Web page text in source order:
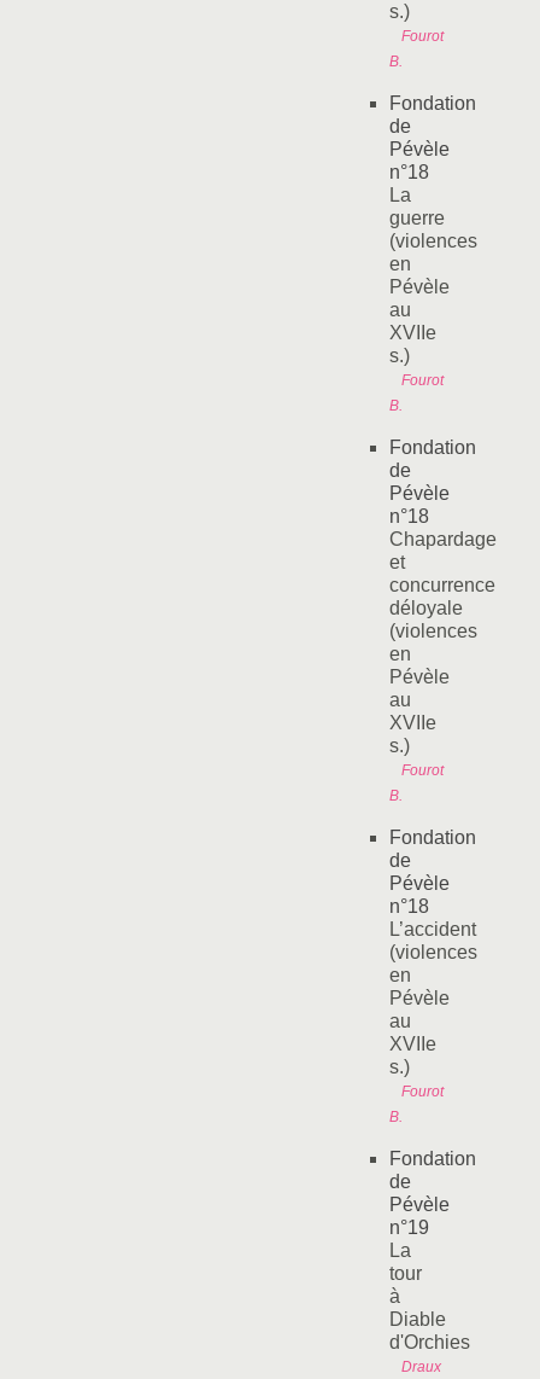
s.)
Fourot
B.
Fondation
de
Pévèle
n°18
La
guerre
(violences
en
Pévèle
au
XVIIe
s.)
Fourot
B.
Fondation
de
Pévèle
n°18
Chapardage
et
concurrence
déloyale
(violences
en
Pévèle
au
XVIIe
s.)
Fourot
B.
Fondation
de
Pévèle
n°18
L’accident
(violences
en
Pévèle
au
XVIIe
s.)
Fourot
B.
Fondation
de
Pévèle
n°19
La
tour
à
Diable
d'Orchies
Draux